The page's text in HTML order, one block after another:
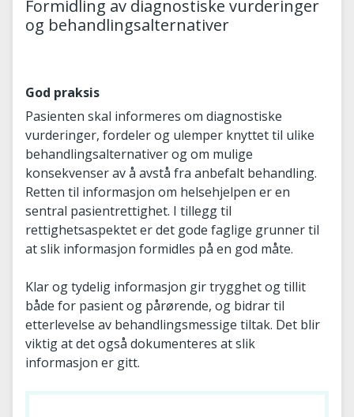
Formidling av diagnostiske vurderinger
og behandlingsalternativer
God praksis
Pasienten skal informeres om diagnostiske
vurderinger, fordeler og ulemper knyttet til ulike
behandlingsalternativer og om mulige
konsekvenser av å avstå fra anbefalt behandling.
Retten til informasjon om helsehjelpen er en
sentral pasientrettighet. I tillegg til
rettighetsaspektet er det gode faglige grunner til
at slik informasjon formidles på en god måte.
Klar og tydelig informasjon gir trygghet og tillit
både for pasient og pårørende, og bidrar til
etterlevelse av behandlingsmessige tiltak. Det blir
viktig at det også dokumenteres at slik
informasjon er gitt.